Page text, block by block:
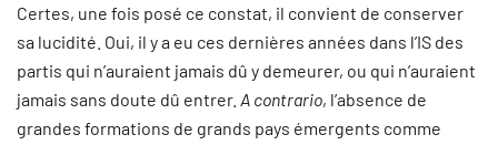
Certes, une fois posé ce constat, il convient de conserver
sa lucidité. Oui, il y a eu ces dernières années dans l’IS des
partis qui n’auraient jamais dû y demeurer, ou qui n’auraient
jamais sans doute dû entrer. A contrario, l’absence de
grandes formations de grands pays émergents comme